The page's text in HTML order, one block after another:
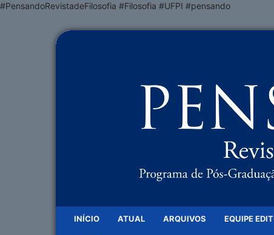
#PensandoRevistadeFilosofia #Filosofia #UFPI #pensando
INÍCIO ATUAL ARQUIVOS EQUIPE